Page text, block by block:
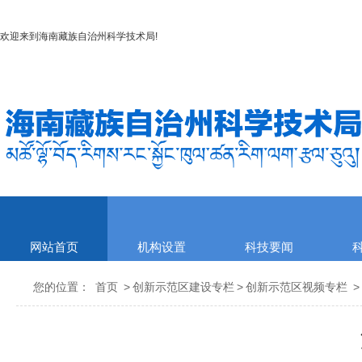
欢迎来到 海南藏族自治州科学技术局!
网站首页 机构设置 科技要闻
您的位置： 首页 >创新示范区建设专栏>创新示范区视频专栏 >